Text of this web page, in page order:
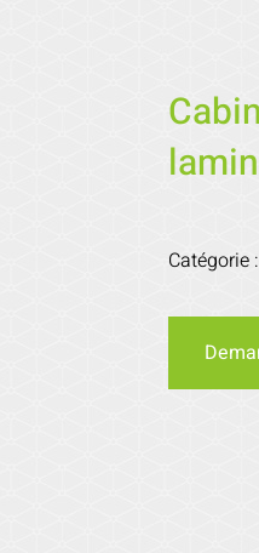
Catégorie :